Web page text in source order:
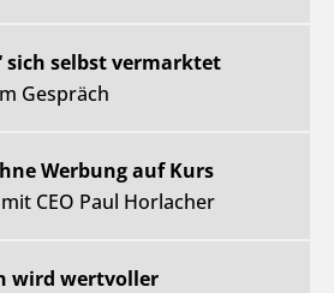
sich selbst vermarktet
Gespräch
Werbung auf Kurs
CEO Paul Horlacher
wird wertvoller